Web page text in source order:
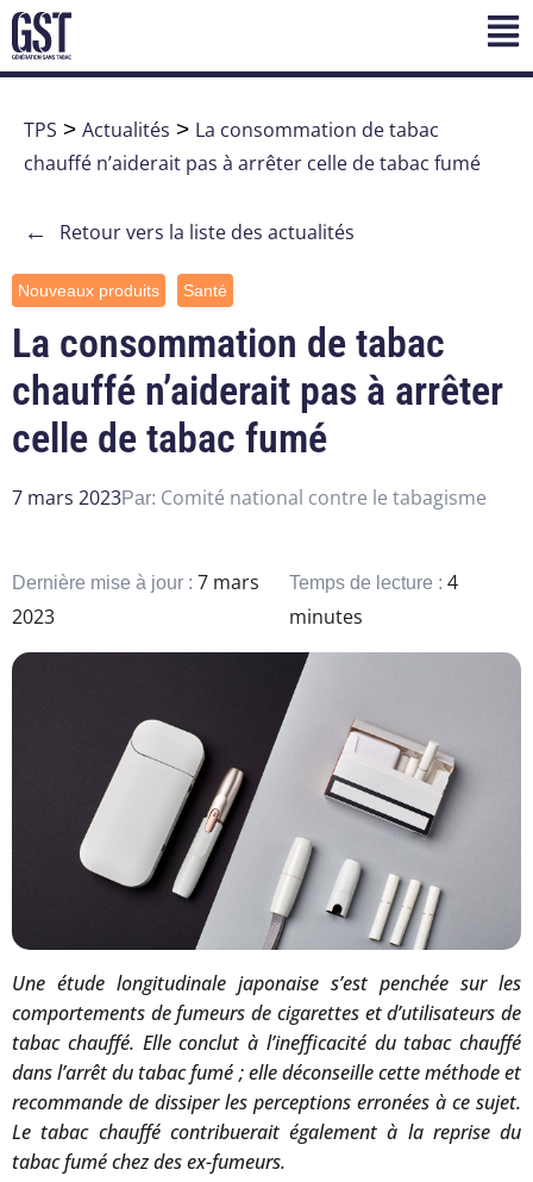
TPS > Actualités > La consommation de tabac
chauffé n’aiderait pas à arrêter celle de tabac fumé
← Retour vers la liste des actualités
Nouveaux produits Santé
La consommation de tabac
chauffé n’aiderait pas à arrêter
celle de tabac fumé
7 mars 2023Par: Comité national contre le tabagisme
Dernière mise à jour : 7 mars
2023
Temps de lecture : 4
minutes
Une étude longitudinale japonaise s’est penchée sur les
comportements de fumeurs de cigarettes et d’utilisateurs de
tabac chauffé. Elle conclut à l’inefficacité du tabac chauffé
dans l’arrêt du tabac fumé ; elle déconseille cette méthode et
recommande de dissiper les perceptions erronées à ce sujet.
Le tabac chauffé contribuerait également à la reprise du
tabac fumé chez des ex-fumeurs.